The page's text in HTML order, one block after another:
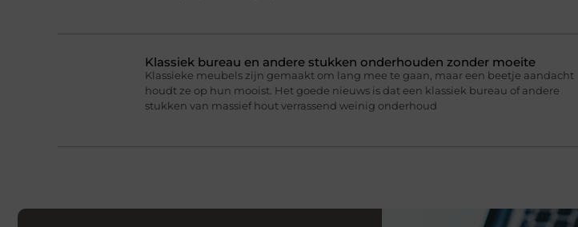
Klassiek bureau en andere stukken onderhouden zonder moeite
Klassieke meubels zijn gemaakt om lang mee te gaan, maar een beetje aandacht
houdt ze op hun mooist. Het goede nieuws is dat een klassiek bureau of andere
stukken van massief hout verrassend weinig onderhoud